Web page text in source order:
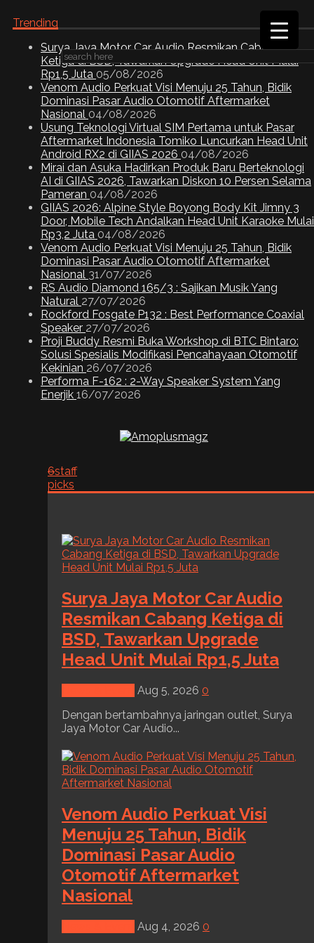
Trending
Surya Jaya Motor Car Audio Resmikan Cabang
Ketiga di BSD, Tawarkan Upgrade Head Unit Mulai
Rp1,5 Juta 05/08/2026
Venom Audio Perkuat Visi Menuju 25 Tahun, Bidik
Dominasi Pasar Audio Otomotif Aftermarket
Nasional 04/08/2026
Usung Teknologi Virtual SIM Pertama untuk Pasar
Aftermarket Indonesia Tomiko Luncurkan Head Unit
Android RX2 di GIIAS 2026 04/08/2026
Mirai dan Asuka Hadirkan Produk Baru Berteknologi
AI di GIIAS 2026, Tawarkan Diskon 10 Persen Selama
Pameran 04/08/2026
GIIAS 2026: Alpine Style Boyong Body Kit Jimny 3
Door, Mobile Tech Andalkan Head Unit Karaoke Mulai
Rp3,2 Juta 04/08/2026
Venom Audio Perkuat Visi Menuju 25 Tahun, Bidik
Dominasi Pasar Audio Otomotif Aftermarket
Nasional 31/07/2026
RS Audio Diamond 165/3 : Sajikan Musik Yang
Natural 27/07/2026
Rockford Fosgate P132 : Best Performance Coaxial
Speaker 27/07/2026
Proji Buddy Resmi Buka Workshop di BTC Bintaro:
Solusi Spesialis Modifikasi Pencahayaan Otomotif
Kekinian 26/07/2026
Performa F-162 : 2-Way Speaker System Yang
Enerjik 16/07/2026
6staff
picks
Surya Jaya Motor Car Audio
Resmikan Cabang Ketiga di
BSD, Tawarkan Upgrade
Head Unit Mulai Rp1,5 Juta
Aug 5, 2026 0
Dengan bertambahnya jaringan outlet, Surya
Jaya Motor Car Audio...
Venom Audio Perkuat Visi
Menuju 25 Tahun, Bidik
Dominasi Pasar Audio
Otomotif Aftermarket
Nasional
Aug 4, 2026 0